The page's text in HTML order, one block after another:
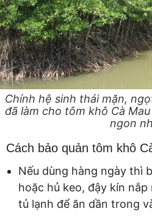
Chính hệ sinh thái mặn,
đã làm cho tôm khô Cà
ngon
Cách bảo quản tôm khô
Nếu dùng hàng ngày thì
hoặc hủ keo, đậy kín
tủ lạnh để ăn dần trong